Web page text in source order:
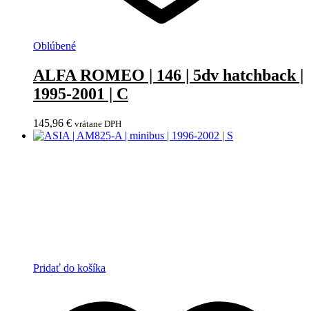
Oblúbené
ALFA ROMEO | 146 | 5dv hatchback |
1995-2001 | C
145,96 € vrátane DPH
Pridať do košíka